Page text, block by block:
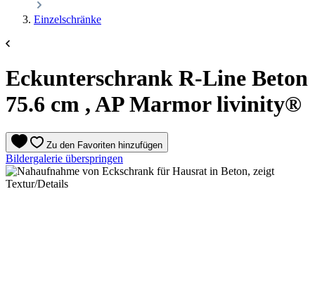
Einzelschränke
Eckunterschrank R-Line Beton
75.6 cm , AP Marmor livinity®
Zu den Favoriten hinzufügen
Bildergalerie überspringen